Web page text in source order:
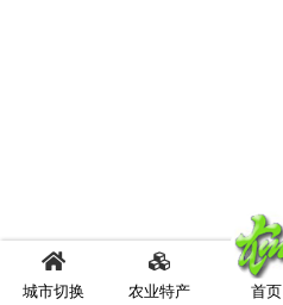
城市切换 农业特产 首页